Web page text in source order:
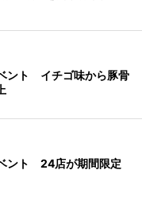
ント イチゴ味から豚骨
ント 24店が期間限定